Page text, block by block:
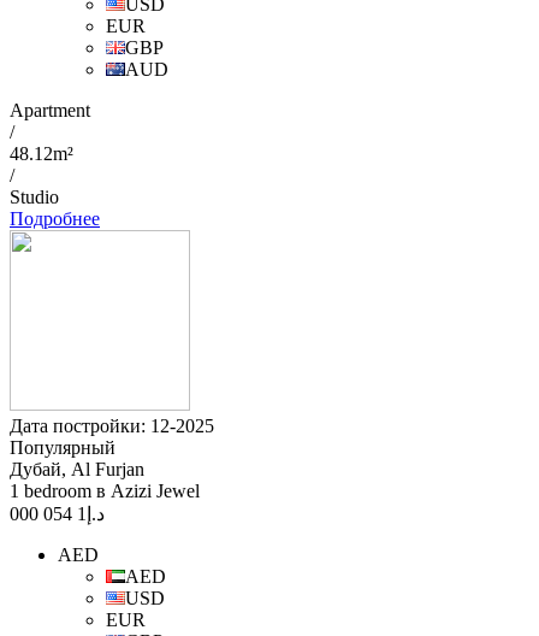
USD
EUR
GBP
AUD
Apartment
/
48.12m²
/
Studio
Подробнее
Дата постройки: 12-2025
Популярный
Дубай, Al Furjan
1 bedroom в Azizi Jewel
د.إ 1 054 000
AED
AED
USD
EUR